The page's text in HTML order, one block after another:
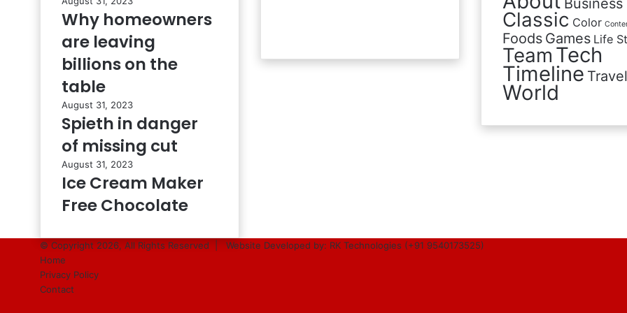
Why homeowners
are leaving
billions on the
table
August 31, 2023
Spieth in danger
of missing cut
August 31, 2023
Ice Cream Maker
Free Chocolate
Classic Color
Foods Games Life
Team Tech
Timeline Travel
World
© Copyright 2026, All Rights Reserved |
Website Developed by: RK Technologies (+91 9540173525)
Home
Privacy Policy
Contact